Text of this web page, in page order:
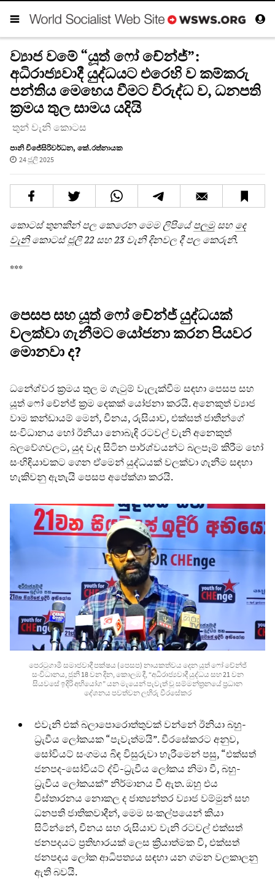
ව්‍යාජ වමේ “යූත් ෆෝ චේන්ජ්”:
අධිරාජ්‍යවාදී යුද්ධයට එරෙහි ව කම්කරු
පන්තිය මෙහෙය වීමට විරුද්ධ ව, ධනපති
ක්‍රමය තුල සාමය යදියි
තුන් වැනි කොටස
පානි විජේසිරිවර්ධන, කේ.රත්නායක
24 ජූලි 2025
කොටස් තුනකින් පල කෙරෙන මෙම ලිපියේපලමුසහදෙ
වැනිකොටස් ජූලි 22 සහ 23 වැනි දිනවල දී පල කෙරුනි.
***
පෙසප සහ යූත් ෆෝ චේන්ජ් යුද්ධයක්
වලක්වා ගැනීමට යෝජනා කරන පියවර
මොනවා ද?
ධනේශ්වර ක්‍රමය තුල ම ගැටුම් වැලැක්වීම සඳහා පෙසප සහ
යූත් ෆෝ චේන්ජ් ක්‍රම දෙකක් යෝජනා කරයි. අනෙකුත් ව්‍යාජ
වාම කන්ඩායම් මෙන්, චීනය, රුසියාව, එක්සත් ජාතීන්ගේ
සංවිධානය හෝ ඊනියා නොබැඳි රටවල් වැනි අනෙකුත්
බලවේගවලට, යුද වැද සිටින පාර්ශ්වයන්ට බලපෑම් කිරීම හෝ
සංහිඳියාවකට ගෙන ඒමෙන් යුද්ධයක් වලක්වා ගැනීම සඳහා
හැකිවනු ඇතැයි පෙසප අපේක්ශා කරයි.
පෙරටුගාමී සමාජවාදී පක්ෂය (පෙසප) නායකත්වය දෙන යූත් ෆෝ චේන්ජ්
සංවිධානය, ජුනි 18 වන දින, කොලඹ දී, “අධිරාජ්‍යවාදී යුද්ධය සහ 21 වන
සියවසේ ඉදිරි අභියෝග” යන මැයෙන් පැවැත් වූ සම්මන්ත්‍රනයේ ප්‍රධාන
දේශනය පවත්වන ලහිරු වීරසේකර
එවැනි එක් බලාපොරොත්තුවක් වන්නේ ඊනියා බහු-
ධ්‍රැවීය ලෝකයක “පැවැත්මයි”. වීරසේකරට අනුව,
සෝවියට් සංගමය බිඳ විසුරුවා හැරීමෙන් පසු, “එක්සත්
ජනපද-සෝවියට් ද්වි-ධ්‍රැවීය ලෝකය නිමා වී, බහු-
ධ්‍රැවීය ලෝකයක්” නිර්මානය වී ඇත. ඔහු එය
විස්තාරනය නොකල ද ජාත්‍යන්තර ව්‍යාජ වම්මුන් සහ
ධනපති ජාතිකවාදීන්, මෙම සංකල්පයෙන් කියා
සිටින්නේ, චීනය සහ රුසියාව වැනි රටවල් එක්සත්
ජනපදයට ප්‍රතිභාරයක් ලෙස ක්‍රියාත්මක වී, එක්සත්
ජනපදය ලෝක ආධිපත්‍යය සඳහා යන ගමන වලකාලනු
ඇති බවයි.